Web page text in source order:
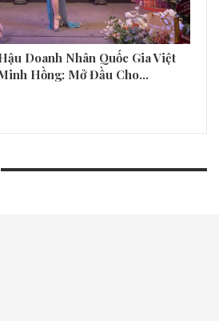
Doanh Nhân Quốc Gia Việt
Hồng: Mở Đầu Cho…